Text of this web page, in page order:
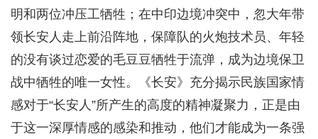
明和两位冲压工牺牲；在中印边境冲突中，忽大年带
领长安人走上前沿阵地，保障队的火炮技术员、年轻
的没有谈过恋爱的毛豆豆牺牲于流弹，成为边境保卫
战中牺牲的唯一女性。《长安》充分揭示民族国家情
感对于“长安人”所产生的高度的精神凝聚力，正是由
于这一深厚情感的感染和推动，他们才能成为一条强